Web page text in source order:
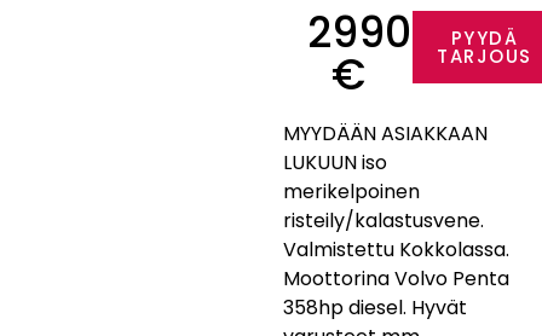
29900
€
PYYDÄ
TARJOUS
MYYDÄÄN ASIAKKAAN
LUKUUN iso
merikelpoinen
risteily/kalastusvene.
Valmistettu Kokkolassa.
Moottorina Volvo Penta
358hp diesel. Hyvät